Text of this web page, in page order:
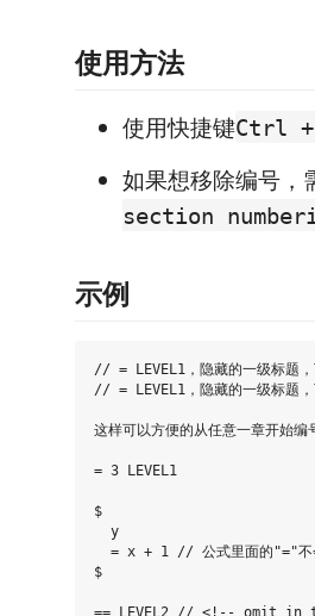
使用方法
使用快捷键Ctrl
如果想移除编号，
section
示例
// = LEVEL1，隐藏的一级标题，
// = LEVEL1，隐藏的一级标题，
这样可以方便的从任意一章开始
= 3 LEVEL1
$
  y
= x + 1 // 公式里面的"="不
$
== LEVEL2 // <!-- omit in